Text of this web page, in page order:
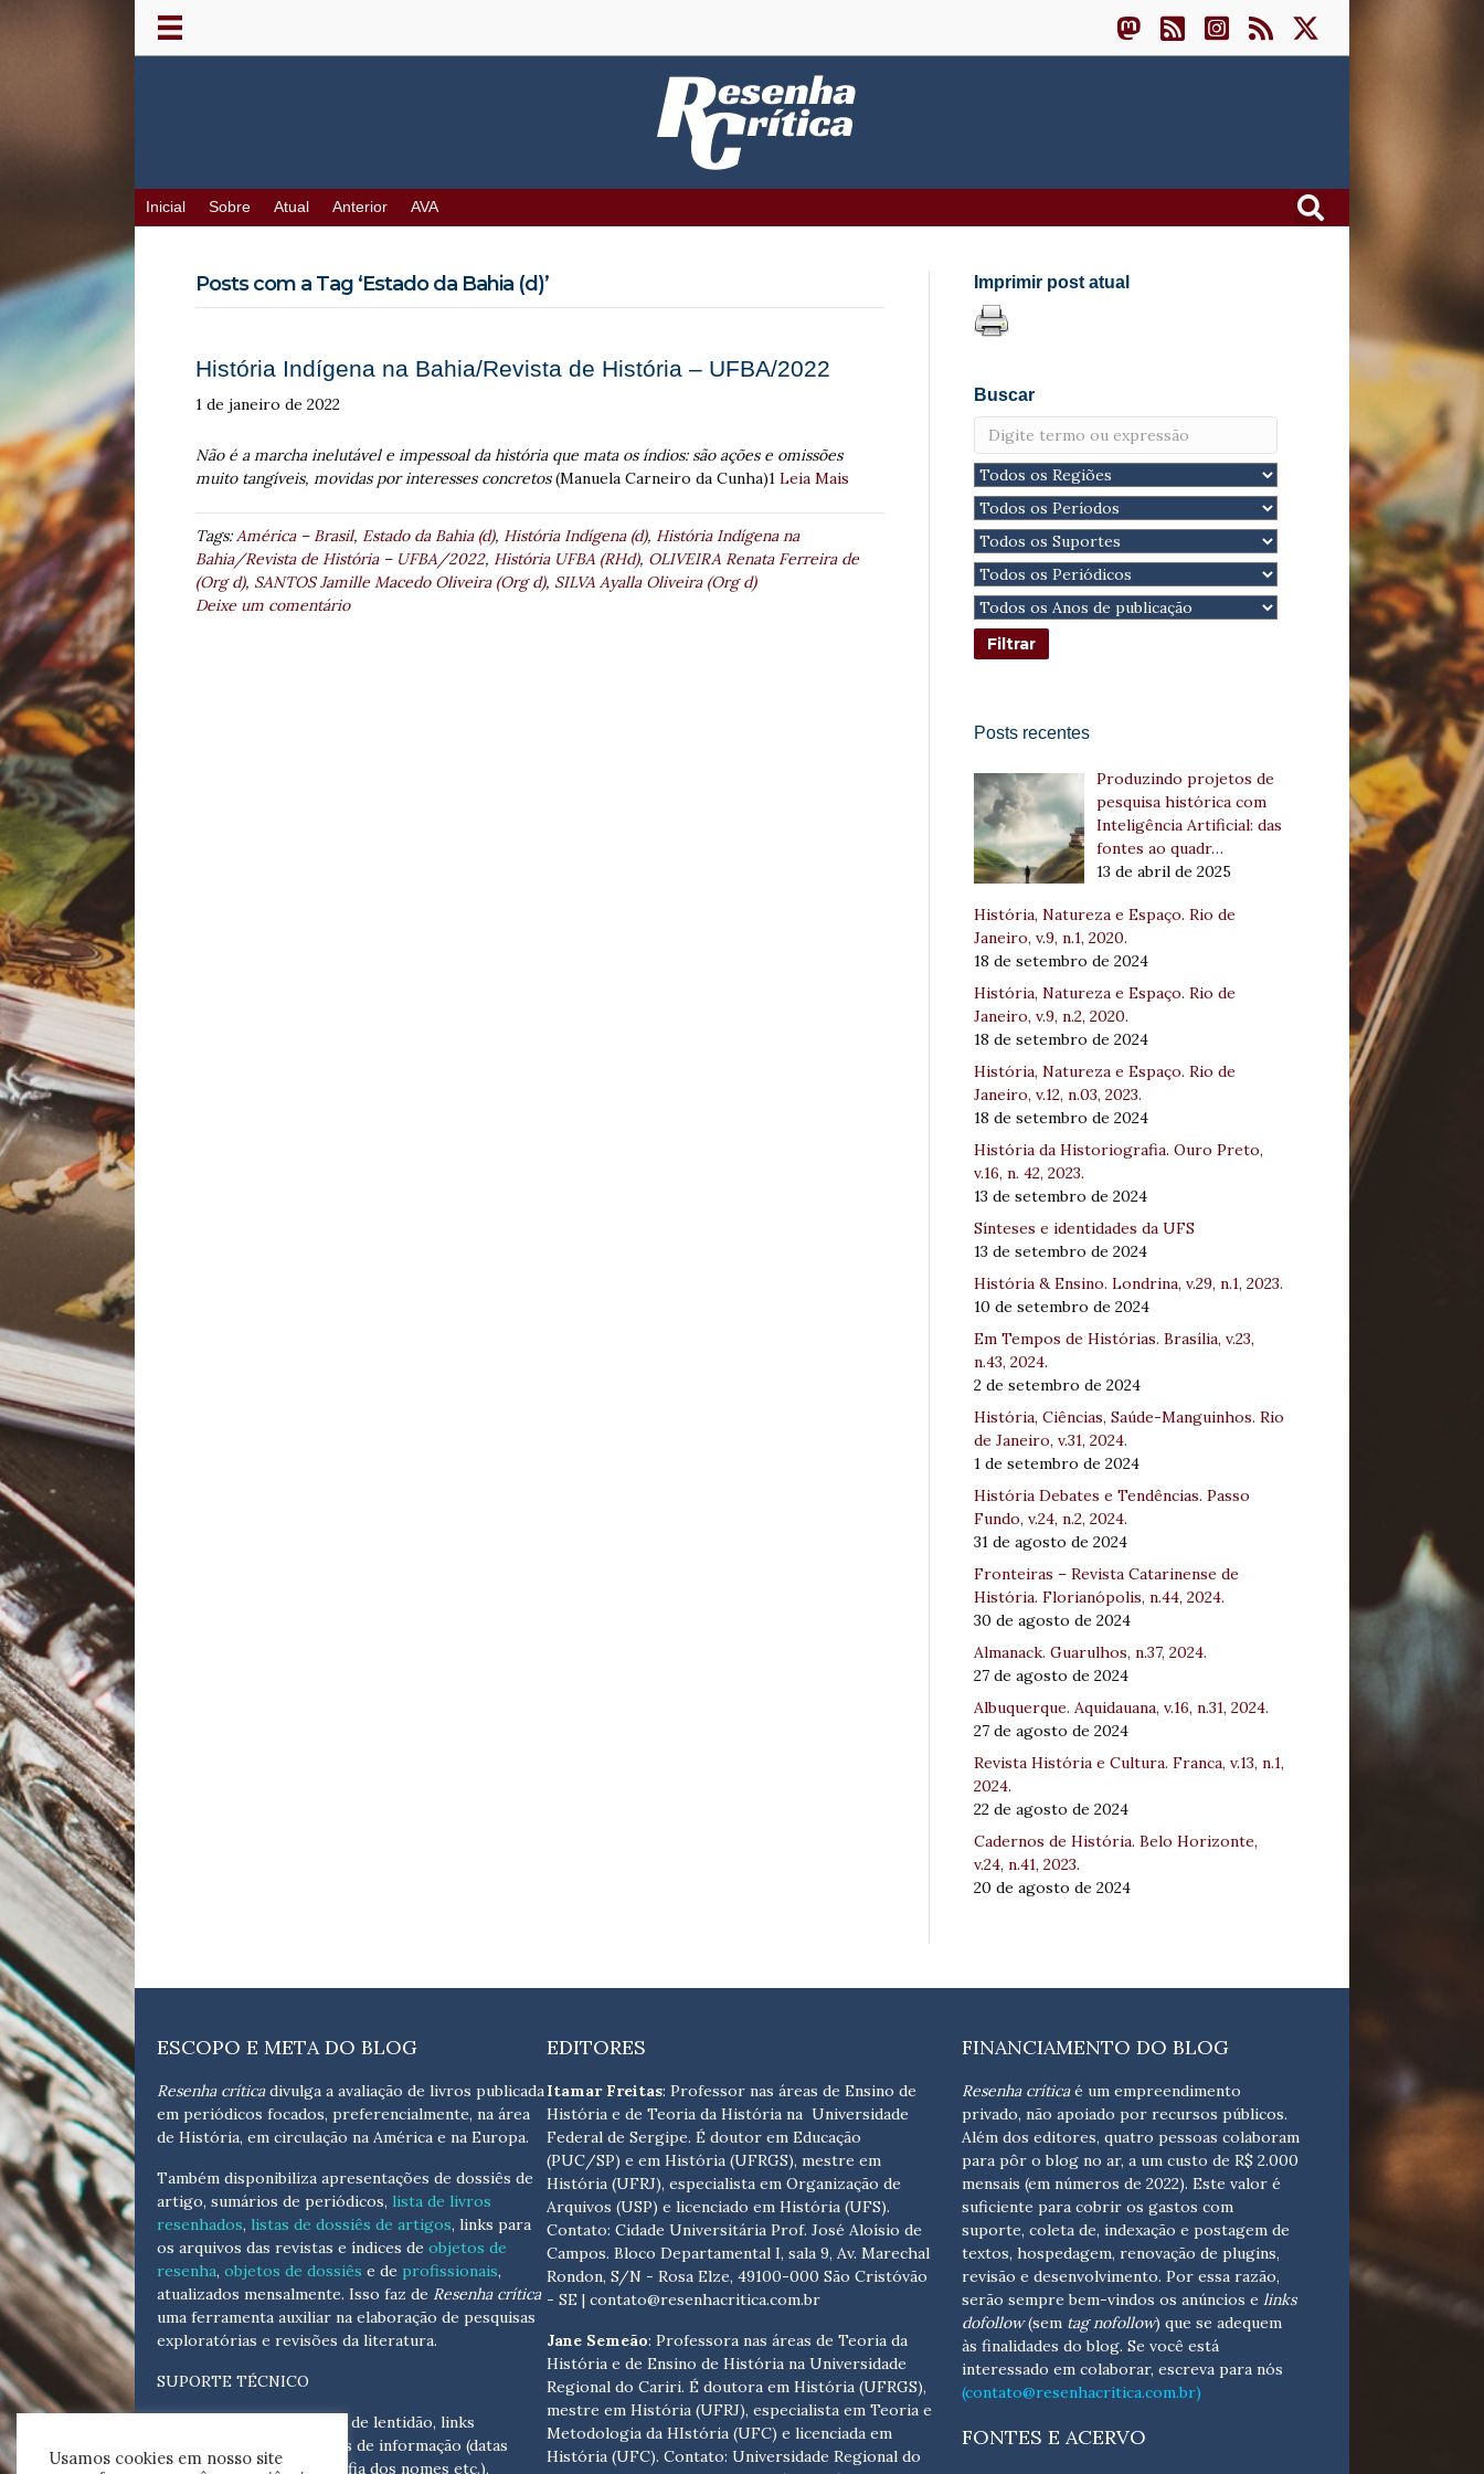
Inicial Sobre Atual Anterior AVA
Posts com a Tag ‘Estado da Bahia (d)’
História Indígena na Bahia/Revista de História – UFBA/2022
1 de janeiro de 2022
Não é a marcha inelutável e impessoal da história que mata os índios: são ações e omissões
muito tangíveis, movidas por interesses concretos(Manuela Carneiro da Cunha)1 Leia Mais
Tags:América – Brasil, Estado da Bahia (d), História Indígena (d), História Indígena na
Bahia/Revista de História – UFBA/2022, História UFBA (RHd), OLIVEIRA Renata Ferreira de
(Org d), SANTOS Jamille Macedo Oliveira (Org d), SILVA Ayalla Oliveira (Org d)
Deixe um comentário
Imprimir post atual
Buscar
Posts recentes
Produzindo projetos de
pesquisa histórica com
Inteligência Artificial: das
fontes ao quadr…
13 de abril de 2025
História, Natureza e Espaço. Rio de
Janeiro, v.9, n.1, 2020.
18 de setembro de 2024
História, Natureza e Espaço. Rio de
Janeiro, v.9, n.2, 2020.
18 de setembro de 2024
História, Natureza e Espaço. Rio de
Janeiro, v.12, n.03, 2023.
18 de setembro de 2024
História da Historiografia. Ouro Preto,
v.16, n. 42, 2023.
13 de setembro de 2024
Sínteses e identidades da UFS
13 de setembro de 2024
História & Ensino. Londrina, v.29, n.1, 2023.
10 de setembro de 2024
Em Tempos de Histórias. Brasília, v.23,
n.43, 2024.
2 de setembro de 2024
História, Ciências, Saúde-Manguinhos. Rio
de Janeiro, v.31, 2024.
1 de setembro de 2024
História Debates e Tendências. Passo
Fundo, v.24, n.2, 2024.
31 de agosto de 2024
Fronteiras – Revista Catarinense de
História. Florianópolis, n.44, 2024.
30 de agosto de 2024
Almanack. Guarulhos, n.37, 2024.
27 de agosto de 2024
Albuquerque. Aquidauana, v.16, n.31, 2024.
27 de agosto de 2024
Revista História e Cultura. Franca, v.13, n.1,
2024.
22 de agosto de 2024
Cadernos de História. Belo Horizonte,
v.24, n.41, 2023.
20 de agosto de 2024
ESCOPO E META DO BLOG
Resenha críticadivulga a avaliação de livros publicada
em periódicos focados, preferencialmente, na área
de História, em circulação na América e na Europa.
Também disponibiliza apresentações de dossiês de
artigo, sumários de periódicos, lista de livros
resenhados, listas de dossiês de artigos, links para
os arquivos das revistas e índices de objetos de
resenha, objetos de dossiês e de profissionais,
atualizados mensalmente. Isso faz de Resenha crítica
uma ferramenta auxiliar na elaboração de pesquisas
exploratórias e revisões da literatura.
SUPORTE TÉCNICO
Para eventuais problemas de lentidão, links
quebrados, senhas e erros de informação (datas
tópicas, cronológicas, grafia dos nomes etc.),
EDITORES
Itamar Freitas: Professor nas áreas de Ensino de
História e de Teoria da História na Universidade
Federal de Sergipe. É doutor em Educação
(PUC/SP) e em História (UFRGS), mestre em
História (UFRJ), especialista em Organização de
Arquivos (USP) e licenciado em História (UFS).
Contato:Cidade Universitária Prof. José Aloísio de
Campos. Bloco Departamental I, sala 9, Av. Marechal
Rondon, S/N - Rosa Elze, 49100-000 São Cristóvão
- SE| contato@resenhacritica.com.br
Jane Semeão: Professora nas áreas de Teoria da
História e de Ensino de História na Universidade
Regional do Cariri. É doutora em História (UFRGS),
mestre em História (UFRJ), especialista em Teoria e
Metodologia da HIstória (UFC) e licenciada em
História (UFC). Contato:Universidade Regional do
FINANCIAMENTO DO BLOG
Resenha críticaé um empreendimento
privado, não apoiado por recursos públicos.
Além dos editores, quatro pessoas colaboram
para pôr o blog no ar, a um custo de R$ 2.000
mensais (em números de 2022). Este valor é
suficiente para cobrir os gastos com
suporte, coleta de, indexação e postagem de
textos, hospedagem, renovação de plugins,
revisão e desenvolvimento. Por essa razão,
serão sempre bem-vindos os anúncios e links
dofollow(sem tag nofollow) que se adequem
às finalidades do blog. Se você está
interessado em colaborar, escreva para nós
(contato@resenhacritica.com.br)
FONTES E ACERVO
Usamos cookies em nosso site